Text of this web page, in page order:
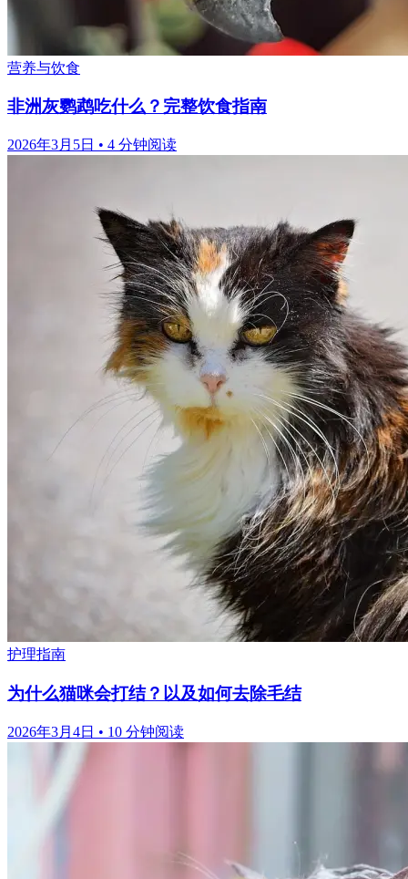
营养与饮食
非洲灰鹦鹉吃什么？完整饮食指南
2026年3月5日 • 4 分钟阅读
护理指南
为什么猫咪会打结？以及如何去除毛结
2026年3月4日 • 10 分钟阅读